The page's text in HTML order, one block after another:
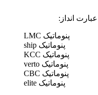
انداز:
پنوماتیک LMC
پنوماتیک ship
پنوماتیک KCC
پنوماتیک verto
پنوماتیک CBC
پنوماتیک elite